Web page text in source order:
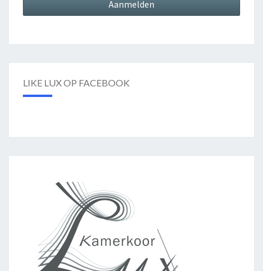
LIKE LUX OP FACEBOOK